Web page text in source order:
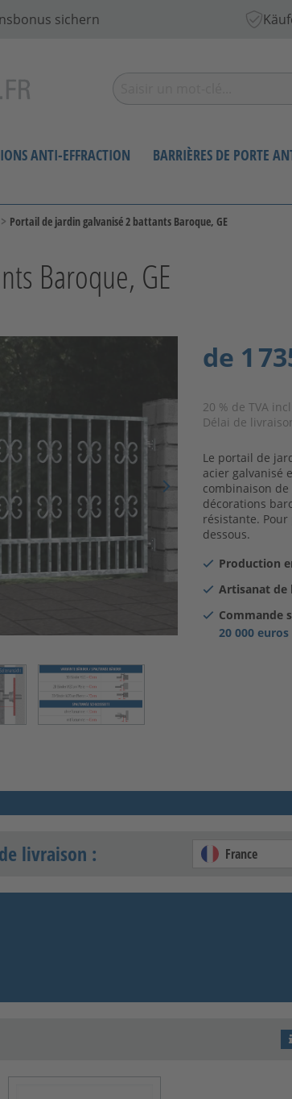
sichern
ANTI-EFFRACTION BARRIÈRES DE PORTE
> Portail de jardin galvanisé 2 battants Baroque, GE
Baroque, GE
de 1
20 % de TVA
Délai de
Le portail de
acier galvanisé
combinaison
décorations
résistante.
dessous.
Production
Artisanat de
Commande
20 000 euros
livraison : France